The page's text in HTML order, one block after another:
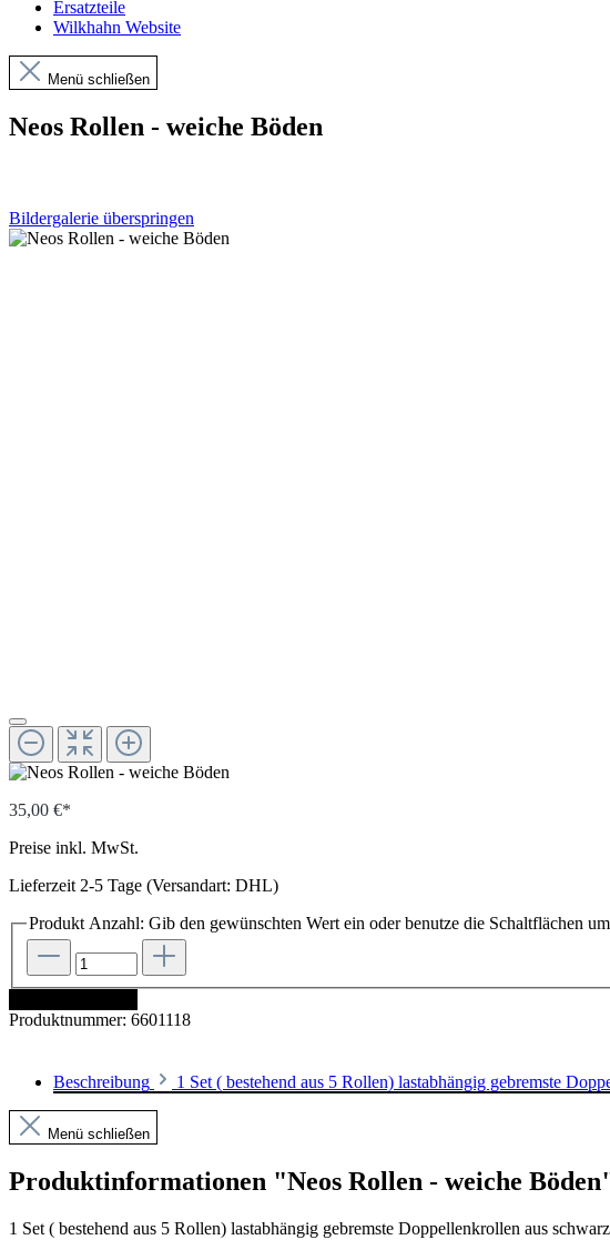
Ersatzteile
Wilkhahn Website
Menü schließen
Neos Rollen - weiche Böden
Bildergalerie überspringen
35,00 €*
Preise inkl. MwSt.
Lieferzeit 2-5 Tage (Versandart: DHL)
Produkt Anzahl: Gib den gewünschten Wert ein oder benutze die Schaltflächen
Produktnummer: 6601118
Beschreibung 1 Set ( bestehend aus 5 Rollen) lastabhängig gebremste
Menü schließen
Produktinformationen "Neos Rollen - weiche
1 Set ( bestehend aus 5 Rollen) lastabhängig gebremste Doppellenkrollen aus